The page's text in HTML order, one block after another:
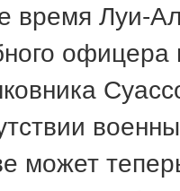
время Луи-
может